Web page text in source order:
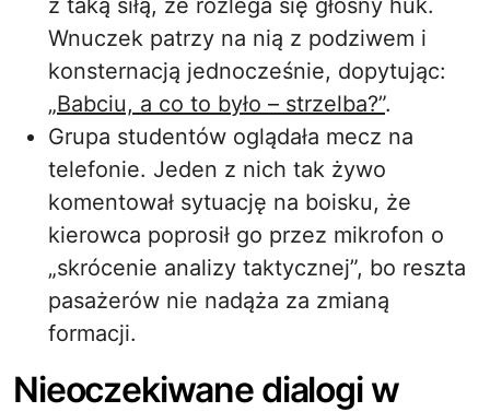
z taką siłą, że rozlega się głośny huk.
Wnuczek patrzy na nią z podziwem i
konsternacją jednocześnie, dopytując:
„Babciu, a co to było – strzelba?”.
Grupa studentów oglądała mecz na
telefonie. Jeden z nich tak żywo
komentował sytuację na boisku, że
kierowca poprosił go przez mikrofon o
„skrócenie analizy taktycznej”, bo reszta
pasażerów nie nadąża za zmianą
formacji.
Nieoczekiwane dialogi w